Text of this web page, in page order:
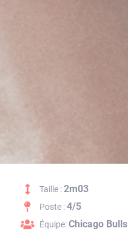
Taille :2m03
Poste :4/5
Équipe:Chicago Bulls